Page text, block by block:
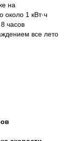
на
около 1 кВт·ч
часов
все лето